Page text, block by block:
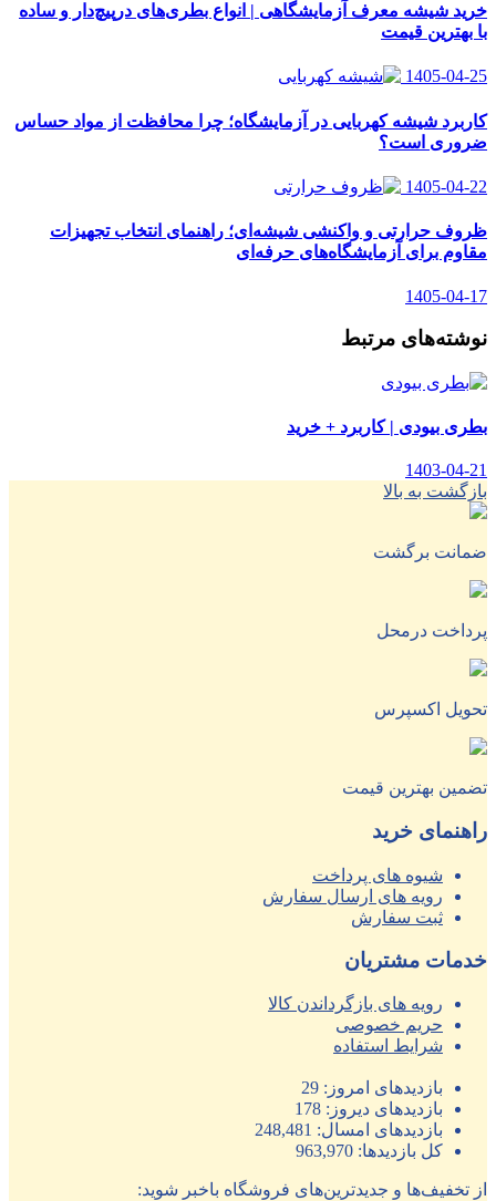
خرید شیشه معرف آزمایشگاهی | انواع بطری‌های در‌پیچ‌دار و ساده
با بهترین قیمت
1405-04-25
کاربرد شیشه کهربایی در آزمایشگاه؛ چرا محافظت از مواد حساس
ضروری است؟
1405-04-22
ظروف حرارتی و واکنشی شیشه‌ای؛ راهنمای انتخاب تجهیزات
مقاوم برای آزمایشگاه‌های حرفه‌ای
1405-04-17
نوشته‌های مرتبط
بطری بیودی | کاربرد + خرید
1403-04-21
بازگشت به بالا
ضمانت برگشت
پرداخت درمحل
تحویل اکسپرس
تضمین بهترین قیمت
راهنمای خرید
شیوه های پرداخت
رویه های ارسال سفارش
ثبت سفارش
خدمات مشتریان
رویه های بازگرداندن کالا
حریم خصوصی
شرایط استفاده
بازدیدهای امروز: 29
بازدیدهای دیروز: 178
بازدیدهای امسال: 248,481
کل بازدیدها: 963,970
از تخفیف‌ها و جدیدترین‌های فروشگاه باخبر شوید: